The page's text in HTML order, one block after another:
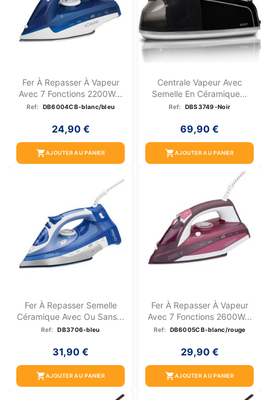
Fer À Repasser À Vapeur
Avec 7 Fonctions 2200W...
Ref: DB6004CB-blanc/bleu
24,90 €
shopping_cartAJOUTER AU PANIER
Centrale Vapeur Avec
Semelle En Céramique...
Ref: DBS3749-Noir
69,90 €
shopping_cartAJOUTER AU PANIER
Fer À Repasser Semelle
Céramique Avec Ou Sans...
Ref: DB3706-bleu
31,90 €
shopping_cartAJOUTER AU PANIER
Fer À Repasser À Vapeur
Avec 7 Fonctions 2600W...
Ref: DB6005CB-blanc/rouge
29,90 €
shopping_cartAJOUTER AU PANIER